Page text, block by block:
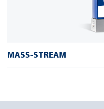
MASS-STREAM